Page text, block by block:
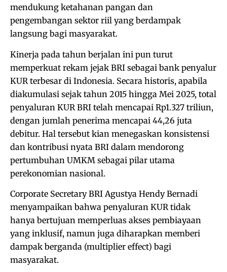
mendukung ketahanan pangan dan
pengembangan sektor riil yang berdampak
langsung bagi masyarakat.
Kinerja pada tahun berjalan ini pun turut
memperkuat rekam jejak BRI sebagai bank penyalur
KUR terbesar di Indonesia. Secara historis, apabila
diakumulasi sejak tahun 2015 hingga Mei 2025, total
penyaluran KUR BRI telah mencapai Rp1.327 triliun,
dengan jumlah penerima mencapai 44,26 juta
debitur. Hal tersebut kian menegaskan konsistensi
dan kontribusi nyata BRI dalam mendorong
pertumbuhan UMKM sebagai pilar utama
perekonomian nasional.
Corporate Secretary BRI Agustya Hendy Bernadi
menyampaikan bahwa penyaluran KUR tidak
hanya bertujuan memperluas akses pembiayaan
yang inklusif, namun juga diharapkan memberi
dampak berganda (multiplier effect) bagi
masyarakat.